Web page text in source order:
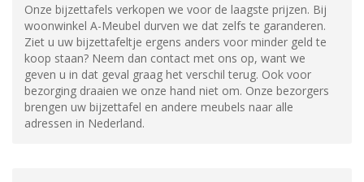
Onze bijzettafels verkopen we voor de laagste prijzen. Bij
woonwinkel A-Meubel durven we dat zelfs te garanderen.
Ziet u uw bijzettafeltje ergens anders voor minder geld te
koop staan? Neem dan contact met ons op, want we
geven u in dat geval graag het verschil terug. Ook voor
bezorging draaien we onze hand niet om. Onze bezorgers
brengen uw bijzettafel en andere meubels naar alle
adressen in Nederland.